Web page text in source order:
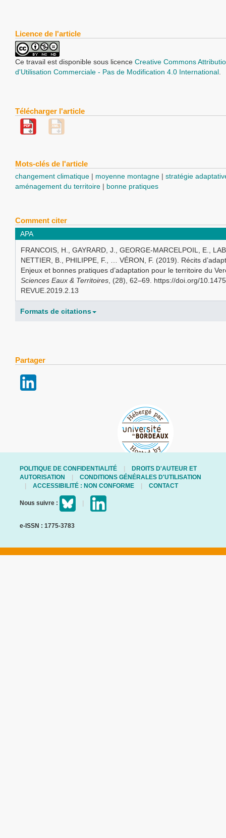
Licence de l'article
Ce travail est disponible sous licence Creative Commons
d'Utilisation Commerciale - Pas de Modification 4.0 International.
Télécharger l'article
Mots-clés de l'article
changement climatique moyenne montagne
stratégie
aménagement du territoire
bonne pratiques
Comment citer
APA
FRANCOIS, H., GAYRARD, J., GEORGE-MARCELPOIL, E.,
NETTIER, B., PHILIPPE, F., … VÉRON, F. (2019). Récits
Enjeux et bonnes pratiques d’adaptation pour le territoire du
Sciences Eaux & Territoires, (28), 62–69. https://doi.org/
REVUE.2019.2.13
Formats de citations
Partager
POLITIQUE DE CONFIDENTIALITÉ
DROITS D'AUTEUR ET
AUTORISATION
CONDITIONS GÉNÉRALES D'UTILISATION
ACCESSIBILITÉ : NON CONFORME
CONTACT
Nous suivre :
e-ISSN : 1775-3783